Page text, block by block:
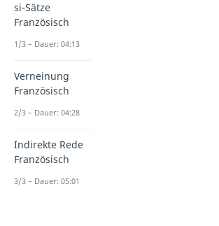
si-Sätze
Französisch
1/3 – Dauer: 04:13
Verneinung
Französisch
2/3 – Dauer: 04:28
Indirekte Rede
Französisch
3/3 – Dauer: 05:01